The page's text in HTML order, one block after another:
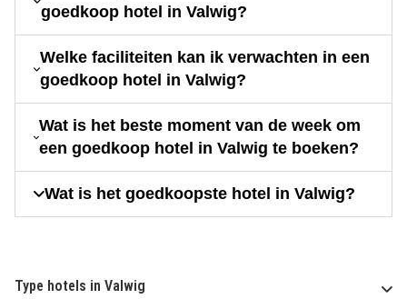
goedkoop hotel in Valwig?
Welke faciliteiten kan ik verwachten in een
goedkoop hotel in Valwig?
Wat is het beste moment van de week om
een goedkoop hotel in Valwig te boeken?
Wat is het goedkoopste hotel in Valwig?
Type hotels in Valwig